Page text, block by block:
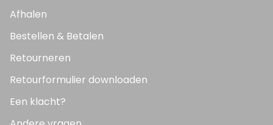
Afhalen
Bestellen & Betalen
Retourneren
Retourformulier downloaden
Een klacht?